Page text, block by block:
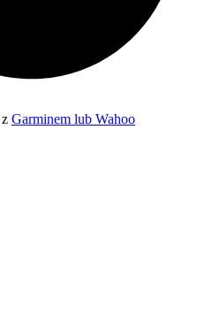
Garminem lub Wahoo